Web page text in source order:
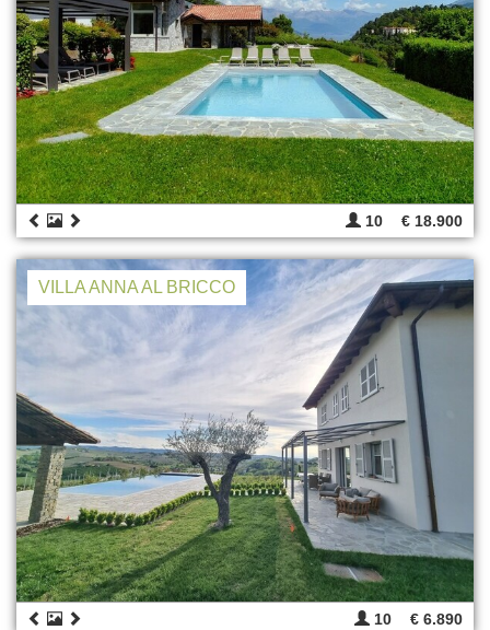
10 € 18.900
VILLA ANNA AL BRICCO
10 € 6.890